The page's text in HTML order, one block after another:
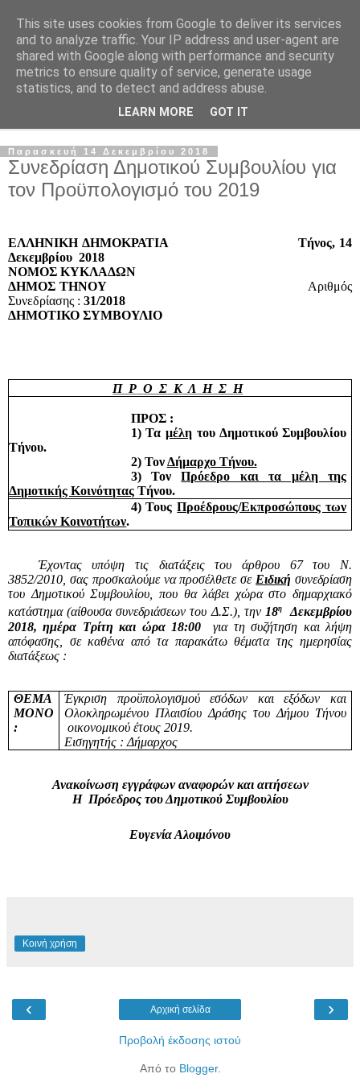
Παρασκευή 14 Δεκεμβρίου 2018
Συνεδρίαση Δημοτικού Συμβουλίου για
τον Προϋπολογισμό του 2019
ΕΛΛΗΝΙΚΗ ΔΗΜΟΚΡΑΤΙΑ
Τήνος, 14
Δεκεμβρίου 2018
ΝΟΜΟΣ ΚΥΚΛΑΔΩΝ
ΔΗΜΟΣ ΤΗΝΟΥ
Αριθμός
Συνεδρίασης : 31/2018
ΔΗΜΟΤΙΚΟ ΣΥΜΒΟΥΛΙΟ
Π Ρ Ο Σ Κ Λ Η Σ Η
ΠΡΟΣ :
1) Ταμέλη του Δημοτικού Συμβουλίου
Τήνου.
2) ΤονΔήμαρχο Τήνου.
3) ΤονΠρόεδρο και τα μέλη της
Δημοτικής Κοινότητας Τήνου.
4) ΤουςΠροέδρους/Εκπροσώπους των
Τοπικών Κοινοτήτων.
Έχοντας υπόψη τις διατάξεις του άρθρου 67 του Ν.
3852/2010, σας προσκαλούμε να προσέλθετε σε Ειδική συνεδρίαση
του Δημοτικού Συμβουλίου, που θα λάβει χώρα στο δημαρχιακό
κατάστημα (αίθουσα συνεδριάσεων του Δ.Σ.), την 18ηΔεκεμβρίου
2018, ημέρα Τρίτη και ώρα 18:00για τη συζήτηση και λήψη
απόφασης, σε καθένα από τα παρακάτω θέματα της ημερησίας
διατάξεως :
ΘΕΜΑ
ΜΟΝΟ
:
Έγκριση προϋπολογισμού εσόδων και εξόδων και
Ολοκληρωμένου Πλαισίου Δράσης του Δήμου Τήνου
οικονομικού έτους 2019.
Εισηγητής : Δήμαρχος
Ανακοίνωση εγγράφων αναφορών και αιτήσεων
Η Πρόεδρος του Δημοτικού Συμβουλίου
Ευγενία Αλοιμόνου
Κοινή χρήση
‹ ›
Αρχική σελίδα
Προβολή έκδοσης ιστού
Από το Blogger.
This site uses cookies from Google to deliver its services
and to analyze traffic. Your IP address and user-agent are
shared with Google along with performance and security
metrics to ensure quality of service, generate usage
statistics, and to detect and address abuse.
LEARN MORE GOT IT